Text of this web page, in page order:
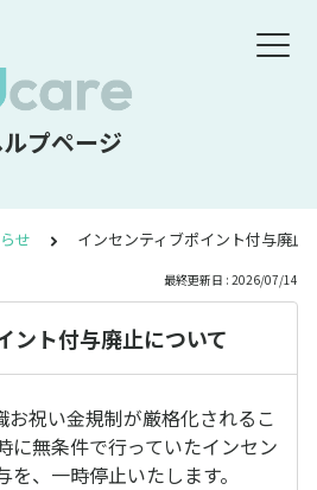
プページ
せ インセンティブポイント付与廃止
最終更新日 : 2026/07/14
ント付与廃止について
お祝い金規制が厳格化されるこ
に無条件で行っていたインセン
、一時停止いたします。